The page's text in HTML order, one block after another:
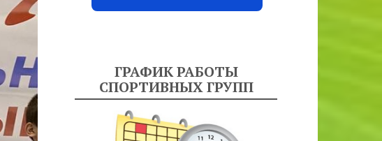
ГРАФИК РАБОТЫ
СПОРТИВНЫХ ГРУПП